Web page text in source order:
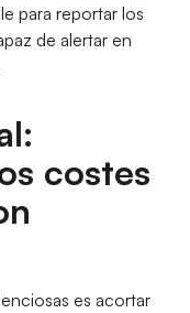
para reportar los
de alertar en
costes
es acortar